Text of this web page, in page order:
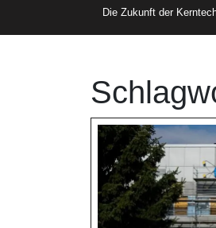
Die Zukunft der